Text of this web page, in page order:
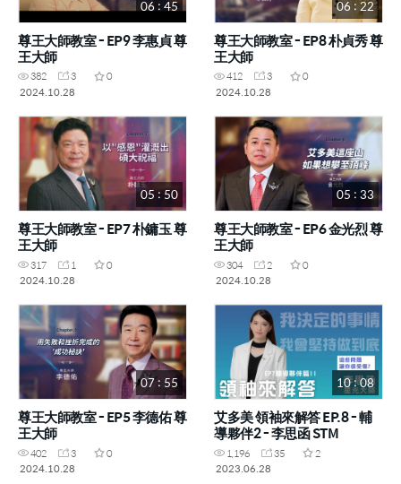
06 : 45
尊王大師教室 - EP9 李惠貞 尊
王大師
382 3
0
2024.10.28
06 : 22
尊王大師教室 - EP8 朴貞秀 尊
王大師
412 3
0
2024.10.28
05 : 50
尊王大師教室 - EP7 朴鏞玉 尊
王大師
317 1
0
2024.10.28
05 : 33
尊王大師教室 - EP6 金光烈 尊
王大師
304 2
0
2024.10.28
07 : 55
尊王大師教室 - EP5 李德佑 尊
王大師
402 3
0
2024.10.28
10 : 08
艾多美 領袖來解答 EP.8 - 輔
導夥伴2 - 李思函 STM
1,196 35
2
2023.06.28